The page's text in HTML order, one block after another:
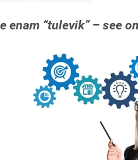
enam “tulevik” – see